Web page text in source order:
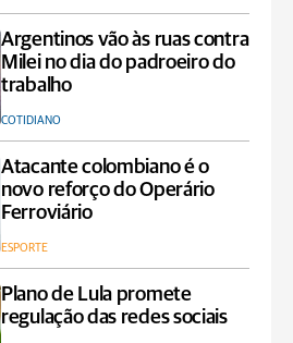
Argentinos vão às ruas contra
Milei no dia do padroeiro do
trabalho
COTIDIANO
Atacante colombiano é o
novo reforço do Operário
Ferroviário
ESPORTE
Plano de Lula promete
regulação das redes sociais